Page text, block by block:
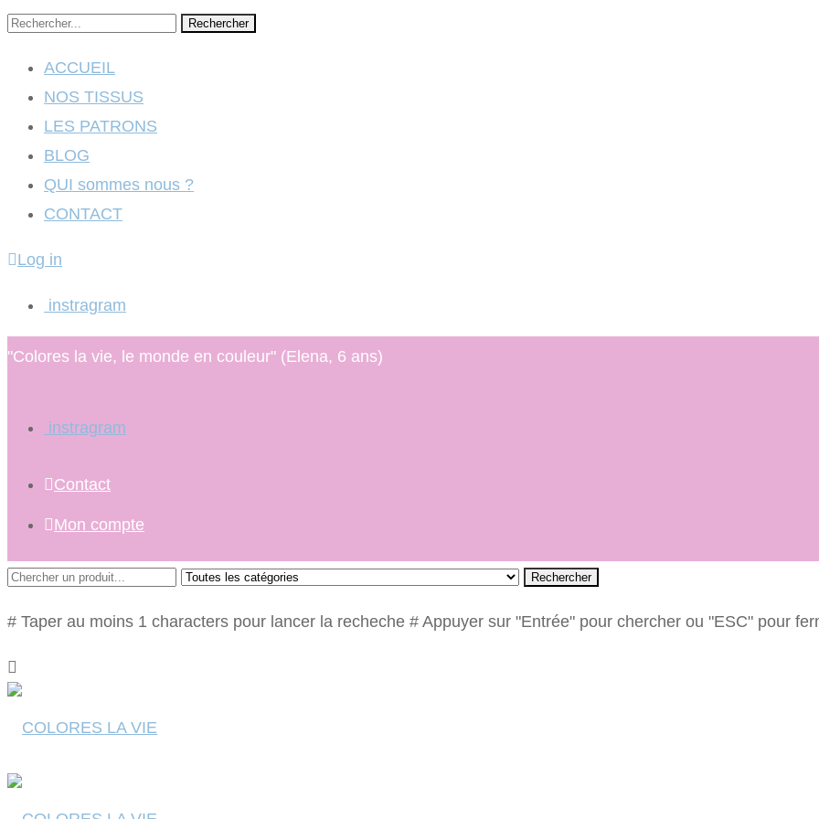
Rechercher
ACCUEIL
NOS TISSUS
LES PATRONS
BLOG
QUI sommes nous ?
CONTACT
Log in
instragram
"Colores la vie, le monde en couleur" (Elena, 6 ans)
instragram
Contact
Mon compte
Rechercher
# Taper au moins 1 characters pour lancer la recheche # Appuyer sur "Entrée" pour chercher ou "ESC" pour